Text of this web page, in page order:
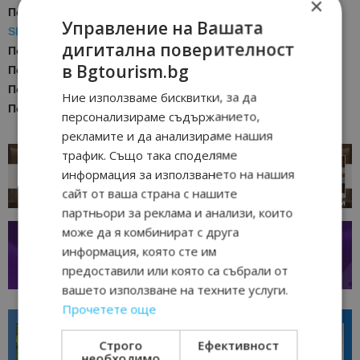
Последвайте ни за още актуални новини
Google News
Showcase
Последвайте Bgtourism.bg във VIBER
ПоследвайтеBgtourism.bg вINSTAGRAM
Последвайте
Последвайте
×
Управление на Вашата
дигитална поверителност
в Bgtourism.bg
Ние използваме бисквитки, за да
персонализираме съдържанието,
рекламите и да анализираме нашия
трафик. Също така споделяме
информация за използването на нашия
сайт от ваша страна с нашите
партньори за реклама и анализи, които
може да я комбинират с друга
информация, която сте им
предоставили или която са събрали от
вашето използване на техните услуги.
Прочетете още
Строго
Ефективност